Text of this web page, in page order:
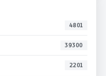
4801
39300
2201